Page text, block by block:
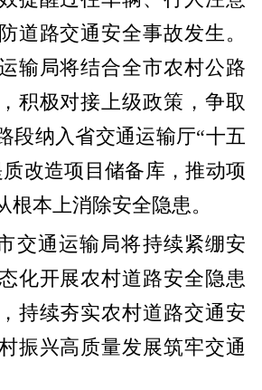
道路交通安全事故发生。
输局将结合全市农村公路
积极对接上级政策，争取
段纳入省交通运输厅“十五
改造项目储备库，推动项
根本上消除安全隐患。
交通运输局将持续紧绷安
化开展农村道路安全隐患
持续夯实农村道路交通安
振兴高质量发展筑牢交通